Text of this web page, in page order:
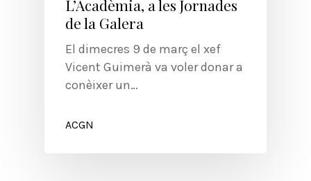
L’Acadèmia, a les Jornades
de la Galera
El dimecres 9 de març el xef
Vicent Guimerà va voler donar a
conèixer un…
ACGN